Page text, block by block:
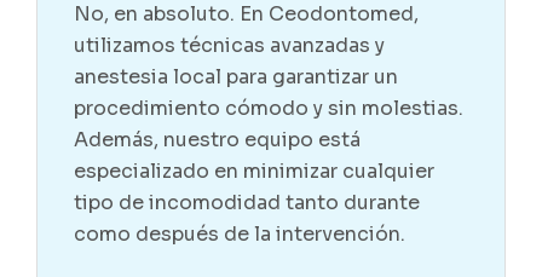
No, en absoluto. En Ceodontomed,
utilizamos técnicas avanzadas y
anestesia local para garantizar un
procedimiento cómodo y sin molestias.
Además, nuestro equipo está
especializado en minimizar cualquier
tipo de incomodidad tanto durante
como después de la intervención.